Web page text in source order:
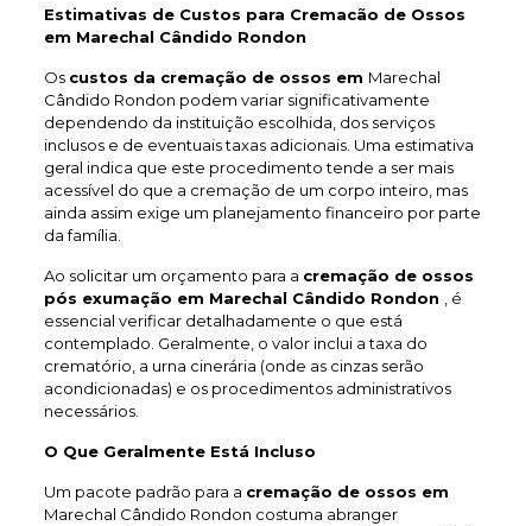
Estimativas de Custos para Cremacão de Ossos
em Marechal Cândido Rondon
Os custos da cremação de ossos em Marechal
Cândido Rondon podem variar significativamente
dependendo da instituição escolhida, dos serviços
inclusos e de eventuais taxas adicionais. Uma estimativa
geral indica que este procedimento tende a ser mais
acessível do que a cremação de um corpo inteiro, mas
ainda assim exige um planejamento financeiro por parte
da família.
Ao solicitar um orçamento para a cremação de ossos
pós exumação em Marechal Cândido Rondon
, é
essencial verificar detalhadamente o que está
contemplado. Geralmente, o valor inclui a taxa do
crematório, a urna cinerária (onde as cinzas serão
acondicionadas) e os procedimentos administrativos
necessários.
O Que Geralmente Está Incluso
Um pacote padrão para a cremação de ossos em
Marechal Cândido Rondon costuma abranger